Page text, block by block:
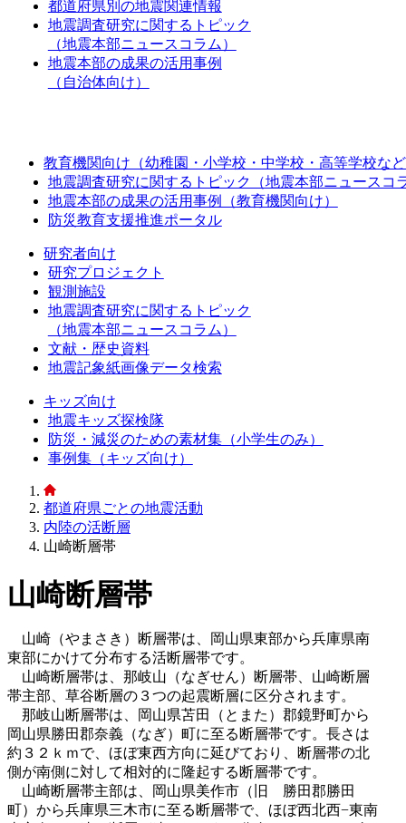
都道府県別の地震関連情報
地震調査研究に関するトピック
（地震本部ニュースコラム）
地震本部の成果の活用事例
（自治体向け）
教育機関向け（幼稚園・小学校・中学校・高等学校な
地震調査研究に関するトピック（地震本部ニュースコ
地震本部の成果の活用事例（教育機関向け）
防災教育支援推進ポータル
研究者向け
研究プロジェクト
観測施設
地震調査研究に関するトピック
（地震本部ニュースコラム）
文献・歴史資料
地震記象紙画像データ検索
キッズ向け
地震キッズ探検隊
防災・減災のための素材集（小学生のみ）
事例集（キッズ向け）
都道府県ごとの地震活動
内陸の活断層
山崎断層帯
山崎断層帯
山崎（やまさき）断層帯は、岡山県東部から兵庫県南
東部にかけて分布する活断層帯です。
山崎断層帯は、那岐山（なぎせん）断層帯、山崎断層
帯主部、草谷断層の３つの起震断層に区分されます。
那岐山断層帯は、岡山県苫田（とまた）郡鏡野町から
岡山県勝田郡奈義（なぎ）町に至る断層帯です。長さは
約３２ｋｍで、ほぼ東西方向に延びており、断層帯の北
側が南側に対して相対的に隆起する断層帯です。
山崎断層帯主部は、岡山県美作市（旧 勝田郡勝田
町）から兵庫県三木市に至る断層帯で、ほぼ西北西−東南